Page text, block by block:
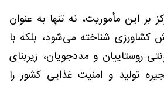
بر این مأموریت، نه تنها به عنوان
کشاورزی شناخته می‌شود، بلکه با
روستاییان و مددجویان، زیربنای
تولید و امنیت غذایی کشور را